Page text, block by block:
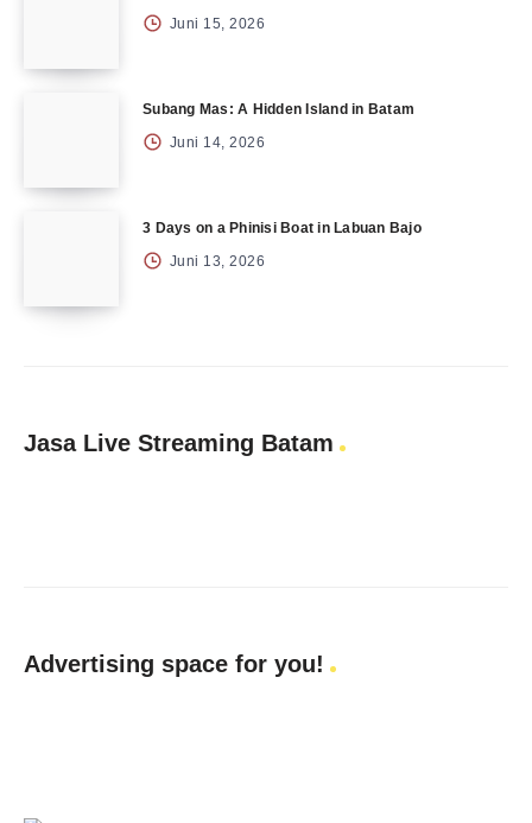
Juni 15, 2026
Subang Mas: A Hidden Island in Batam
Juni 14, 2026
3 Days on a Phinisi Boat in Labuan Bajo
Juni 13, 2026
Jasa Live Streaming Batam
Advertising space for you!